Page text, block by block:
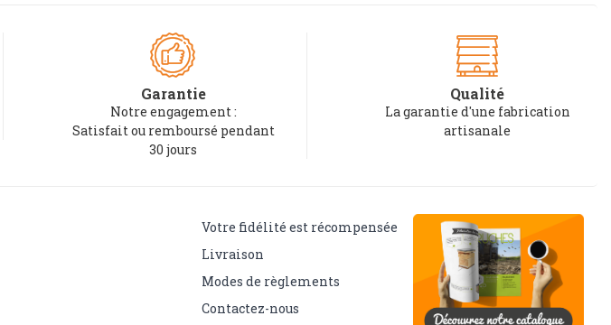
Garantie
Notre engagement :
Satisfait ou remboursé pendant
30 jours
Qualité
La garantie d'une fabrication
artisanale
Votre fidélité est récompensée
Livraison
Modes de règlements
Contactez-nous